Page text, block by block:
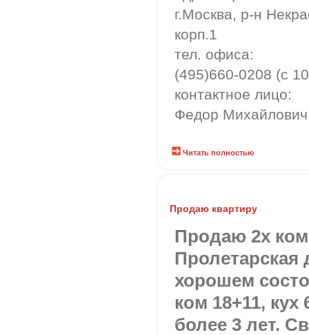
г.Москва, р-н
корп.1
тел. офиса:
(495)660-0208 (с
контактное лицо:
Федор
Читать полностью
Продаю квартиру
Продаю 2х
Пролетарская
хорошем
ком 18+11,
более 3 лет.